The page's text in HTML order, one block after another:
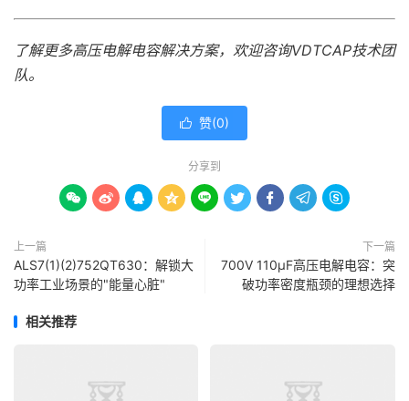
了解更多高压电解电容解决方案，欢迎咨询VDTCAP技术团
队。
 赞(0)
分享到
        
上一篇
ALS7(1)(2)752QT630：解锁大
功率工业场景的"能量心脏"
下一篇
700V 110μF高压电解电容：突
破功率密度瓶颈的理想选择
相关推荐